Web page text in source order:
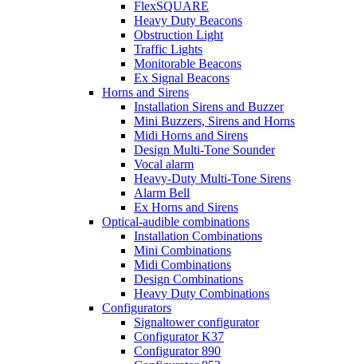
FlexSQUARE
Heavy Duty Beacons
Obstruction Light
Traffic Lights
Monitorable Beacons
Ex Signal Beacons
Horns and Sirens
Installation Sirens and Buzzer
Mini Buzzers, Sirens and Horns
Midi Horns and Sirens
Design Multi-Tone Sounder
Vocal alarm
Heavy-Duty Multi-Tone Sirens
Alarm Bell
Ex Horns and Sirens
Optical-audible combinations
Installation Combinations
Mini Combinations
Midi Combinations
Design Combinations
Heavy Duty Combinations
Configurators
Signaltower configurator
Configurator K37
Configurator 890